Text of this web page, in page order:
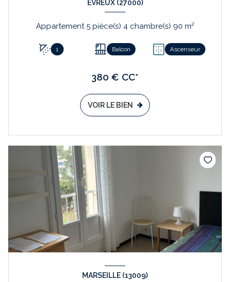
ÉVREUX (27000)
Appartement 5 pièce(s) 4 chambre(s) 90 m²
1 Balcon Ascenseur
380 € CC*
VOIR LE BIEN
MARSEILLE (13009)